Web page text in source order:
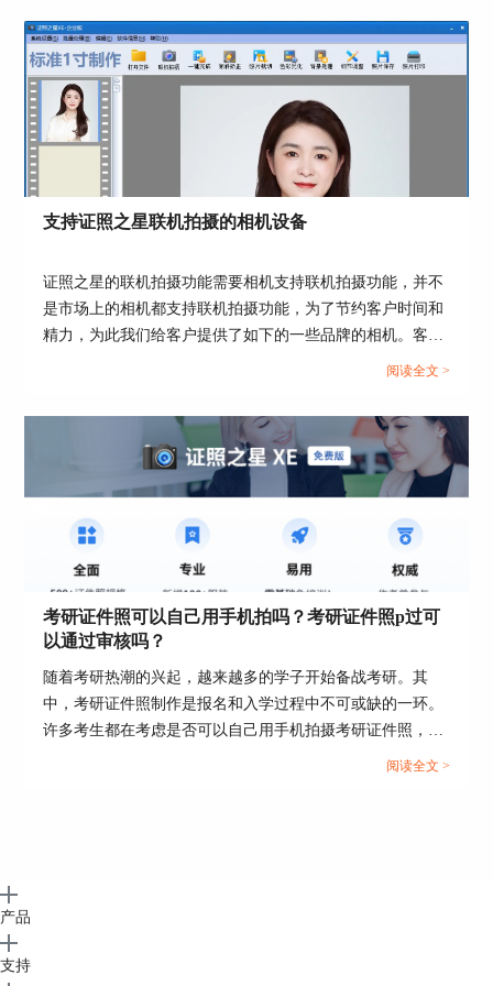
图5：选择底色
5、换完底色的照片我们可以根据自己的需要选择
输出或者打印。
很多时候的证件照也有衣着要求，如果我们手头没
有正装证件照，又来不及去照相馆，可以用证照之
1、选择“打开”，导入照片到证照之星中。
2、选择功能“细节处理”—“证照服装替换”
图7：选择证照服装替换
3、选择我们需要替换的服装模版，在人像脖子的
是连接断开。...
支持证照之星联机拍摄的相机设备
证照之星的联机拍摄功能需要相机支持联机拍摄功能，并不
是市场上的相机都支持联机拍摄功能，为了节约客户时间和
精力，为此我们给客户提供了如下的一些品牌的相机。客户
可以考虑下面提供的一下相机型号，更多的相机型号也可以
阅读全文 >
考研证件照可以自己用手机拍吗？考研证件照p过可
以通过审核吗？
随着考研热潮的兴起，越来越多的学子开始备战考研。其
中，考研证件照制作是报名和入学过程中不可或缺的一环。
许多考生都在考虑是否可以自己用手机拍摄考研证件照，并
担心自拍的照片是否会通过审核。本文将探讨考研证件照可
阅读全文 >
产品
支持